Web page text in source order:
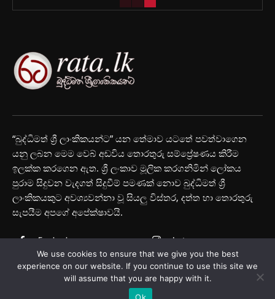
“බුද්ධිමත් ශ්‍රී ලාංකිකයන්ට” යන තේමාව යටතේ පවත්වාගෙන
යනු ලබන මෙම වෙබ් අඩවිය තොරතුරු සම්ප්‍රේෂණය කිරීම
ඉලක්ක කරගෙන ඇත. ශ්‍රී ලංකාව මූලික කරගනිමින් ලෝකය
පුරාම සිදුවන වැදගත් සිදුවීම් පමණක් නොව බුද්ධිමත් ශ්‍රී
ලාංකිකයකුට අවශ්‍යවන්නා වූ සියලු විස්තර, දත්ත හා තොරතුරු
සැපයීම අපගේ අපේක්ෂාවයි.
Facebook Instagram
We use cookies to ensure that we give you the best
experience on our website. If you continue to use this site we
will assume that you are happy with it.
Ok